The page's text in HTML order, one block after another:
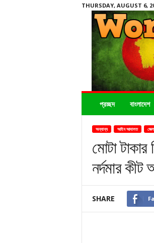
THURSDAY, AUGUST 6,
প্রচ্ছদ বাংলাদেশ
অন্যান্য আইন আদালত
মোটা
নর্দমার কীট
SHARE